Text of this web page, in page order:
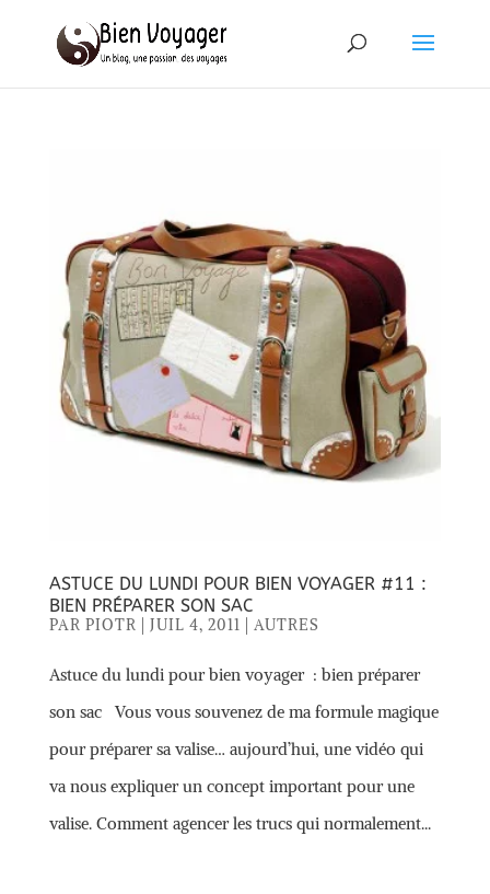
ASTUCE DU LUNDI POUR BIEN VOYAGER #11 :
BIEN PRÉPARER SON SAC
PAR PIOTR JUIL 4, 2011 AUTRES
Astuce du lundi pour bien voyager : bien préparer
son sac Vous vous souvenez de ma formule magique
pour préparer sa valise… aujourd’hui, une vidéo qui
va nous expliquer un concept important pour une
valise. Comment agencer les trucs qui normalement...